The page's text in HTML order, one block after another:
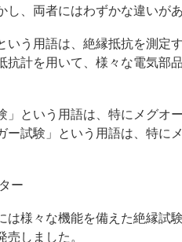
、両者にはわずかな違いがあ
いう用語は、絶縁抵抗を測定
抗計を用いて、様々な電気部
」という用語は、特にメグオ
ー試験」という用語は、特に
ー
は様々な機能を備えた絶縁試
しました。